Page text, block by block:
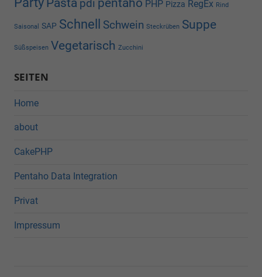
pdi PHP Pizza RegEx Rind
Saisonal SAP Schnell Schwein Steckrüben Suppe
Süßspeisen Vegetarisch Zucchini
SEITEN
Home
about
CakePHP
Pentaho Data Integration
Privat
Impressum